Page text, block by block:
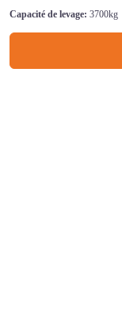
Capacité de levage: 3700kg